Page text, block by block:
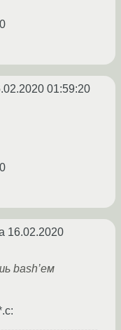
01:59:20
16.02.2020
bash’ем